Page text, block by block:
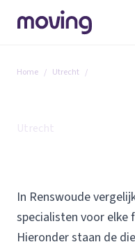
Home / Utrecht /
Utrecht
In Renswoude
specialisten voor elke
Hieronder staan de